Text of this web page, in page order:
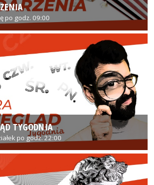
po godz. 09:00
TYGODNIA
po godz. 22:00